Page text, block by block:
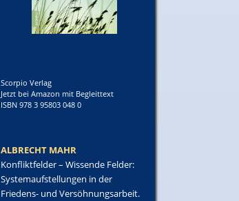
Scorpio Verlag
Jetzt bei Amazon mit Begleittext
ISBN 978 3 95803 048 0
ALBRECHT MAHR
Konfliktfelder – Wissende Felder:
Systemaufstellungen in der
Friedens- und Versöhnungsarbeit.